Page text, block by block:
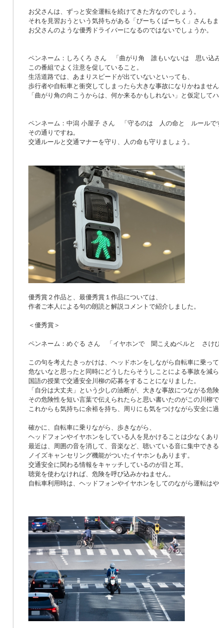
お父さんは、ずっと安全運転を続けてきた方なのでしょう。
それを見習おうという気持ちがある「ぴーちくぱーちく」さんも
お父さんのような優秀ドライバーになるのではないでしょうか。
ペンネーム：しろくろ さん
「曲がり角 誰もいないは 思い込
この番組でよく注意を促していること。
生活道路では、あまりスピードが出ていないといっても、
歩行者や自転車と衝突してしまったら大きな事故になりかねませ
「曲がり角の向こうからは、何か来るかもしれない」と仮定して
ペンネーム：中潟 小屋子 さん 「 守るのは 人の命と ルールで
その通りですね。
交通ルールと交通マナーを守り、人の命も守りましょう。
優秀賞２作品と、最優秀賞１作品については、
作者ご本人による句の朗読と解説コメントで紹介しました。
＜優秀賞＞
ペンネーム：めぐる さん 「イヤホンで 聞こえぬベルと さけ
この句を考えたきっかけは、ヘッドホンをしながら自転車に乗っ
危ないなと思ったと同時にどうしたらそうしことによる事故を減
国語の授業で交通安全川柳の応募をすることになりました。
「自分は大丈夫」という少しの油断が、大きな事故につながる危
その危険性を短い言葉で伝えられたらと思い書いたのがこの川柳
これからも気持ちに余裕を持ち、周りにも気をつけながら安全に
確かに、自転車に乗りながら、歩きながら、
ヘッドフォンやイヤホンをしている人を見かけることは少なくあ
最近は、周囲の音を消して、音楽など、聴いている音に集中できる
ノイズキャンセリング機能がついたイヤホンもあります。
交通安全に関わる情報をキャッチしているのが目と耳。
聴覚を使わなければ、危険を呼び込みかねません。
自転車利用時は、ヘッドフォンやイヤホンをしてのながら運転は